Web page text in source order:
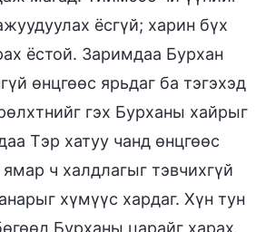
ёсгүй; харин бүх
ёстой. Заримдаа Бурхан
өнцгөөс ярьдаг ба тэгэхэд
гэх Бурханы хайрыг
Тэр хатуу чанд өнцгөөс
ч халдлагыг тэвчихгүй
хүмүүс хардаг. Хүн тун
Бурханы царайг харах